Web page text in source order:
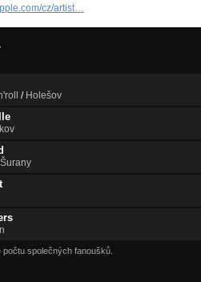
cz/artist…
/ Holešov
Šurany
počtu společných fanoušků.